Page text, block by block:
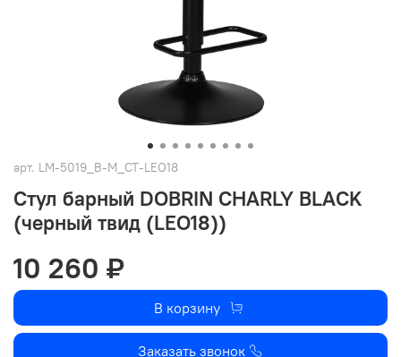
арт. LM-5019_B-M_CT-LEO18
Стул барный DOBRIN CHARLY BLACK
(черный твид (LEO18))
10 260 ₽
В корзину
Заказать звонок